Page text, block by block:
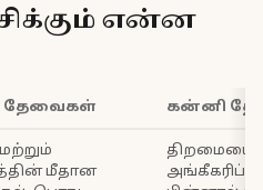
என்ன
தேவைகள் கன்னி
மீதான
திறமையை